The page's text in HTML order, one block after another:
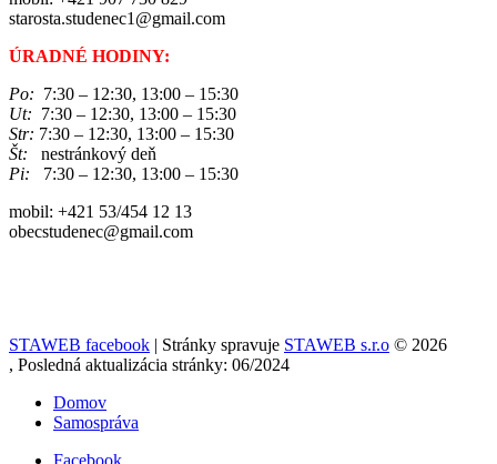
starosta.studenec1@gmail.com
ÚRADNÉ HODINY:
Po: 7:30 – 12:30, 13:00 – 15:30
Ut: 7:30 – 12:30, 13:00 – 15:30
Str: 7:30 – 12:30, 13:00 – 15:30
Št: nestránkový deň
Pi: 7:30 – 12:30, 13:00 – 15:30
mobil: +421 53/454 12 13
obecstudenec@gmail.com
STAWEB facebook | Stránky spravuje STAWEB s.r.o © 2026
, Posledná aktualizácia stránky: 06/2024
Domov
Samospráva
Facebook